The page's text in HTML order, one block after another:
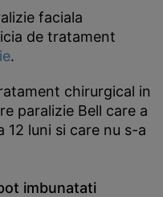
faciala
de tratament
.
chirurgical in
paralizie Bell care a
12 luni si care nu s-a
imbunatati